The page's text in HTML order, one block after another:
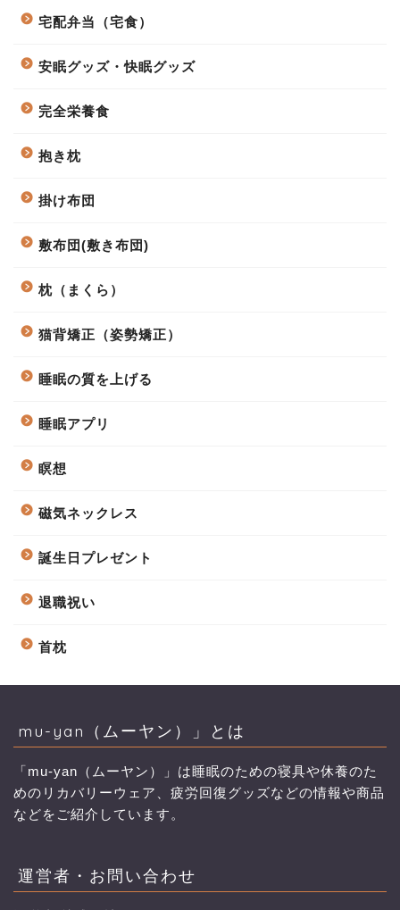
宅配弁当（宅食）
安眠グッズ・快眠グッズ
完全栄養食
抱き枕
掛け布団
敷布団(敷き布団)
枕（まくら）
猫背矯正（姿勢矯正）
睡眠の質を上げる
睡眠アプリ
瞑想
磁気ネックレス
誕生日プレゼント
退職祝い
首枕
mu-yan（ムーヤン）」とは
「mu-yan（ムーヤン）」は睡眠のための寝具や休養のた
めのリカバリーウェア、疲労回復グッズなどの情報や商品
などをご紹介しています。
運営者・お問い合わせ